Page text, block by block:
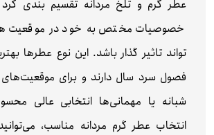
عطر گرم و تلخ مردانه تقسیم بندی
خصوصیات مختص به خود در موقعیت
تواند تاثیر گذار باشد. این نوع عطرها
فصول سرد سال دارند و برای موقعیت‌های
شبانه یا مهمانی‌ها انتخابی عالی
انتخاب عطر گرم مردانه مناسب،